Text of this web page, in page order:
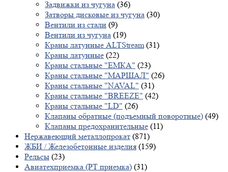
Задвижки из чугуна (36)
Затворы дисковые из чугуна (30)
Вентили из стали (9)
Вентили из чугуна (19)
Краны латунные ALTStream (31)
Краны латунные (22)
Краны стальные "ЕМКА" (23)
Краны стальные "МАРШАЛ" (26)
Краны стальные "NAVAL" (31)
Краны стальные "BREEZE" (42)
Краны стальные "LD" (26)
Клапаны обратные (подъемный поворотные) (49)
Клапаны предохранительные (11)
Нержавеющий металлопрокат (871)
ЖБИ / Железобетонные изделия (159)
Рельсы (23)
Авиатехприемка (РТ приемка) (31)